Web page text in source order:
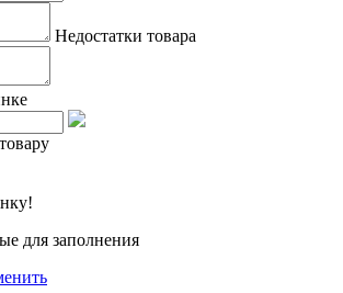
Недостатки товара
для заполнения